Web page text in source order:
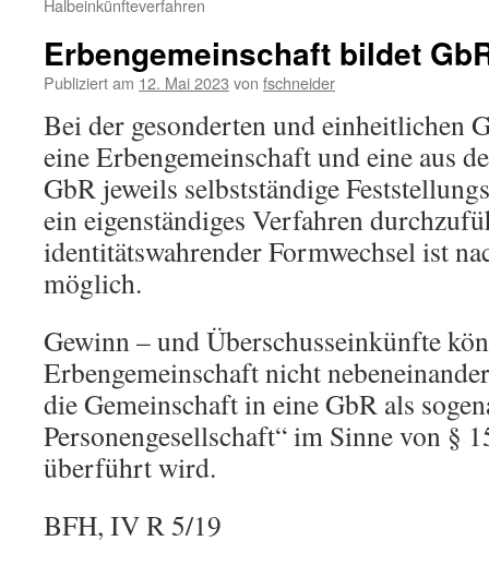
Halbeinkünfteverfahren
Erbengemeinschaft bildet
Publiziert am 12. Mai 2023 von fschneider
Bei der gesonderten und einheitlichen
eine Erbengemeinschaft und eine aus
GbR jeweils selbstständige
ein eigenständiges Verfahren
identitätswahrender Formwechsel ist
möglich.
Gewinn – und Überschusseinkünfte
Erbengemeinschaft nicht
die Gemeinschaft in eine GbR als
Personengesellschaft“ im Sinne von §
überführt wird.
BFH, IV R 5/19